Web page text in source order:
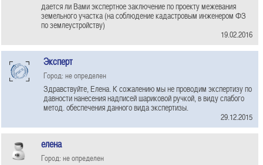
дается ли Вами экспертное заключение по проекту межевания
земельного участка (на соблюдение кадастровым инженером ФЗ
по землеустройству)
19.02.2016
Эксперт
Город: не определен
Здравствуйте, Елена. К сожалению мы не проводим экспертизу по
давности нанесения надписей шариковой ручкой, в виду слабого
метод. обеспечения данного вида экспертизы.
29.12.2015
елена
Город: не определен